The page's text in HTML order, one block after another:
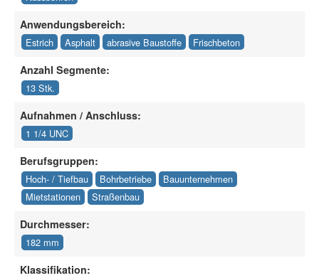
Anwendungsbereich:
Estrich Asphalt abrasive Baustoffe Frischbeton
Anzahl Segmente:
13 Stk.
Aufnahmen / Anschluss:
1 1/4 UNC
Berufsgruppen:
Hoch- / Tiefbau Bohrbetriebe
Bauunternehmen
Mietstationen
Straßenbau
Durchmesser:
182 mm
Klassifikation: